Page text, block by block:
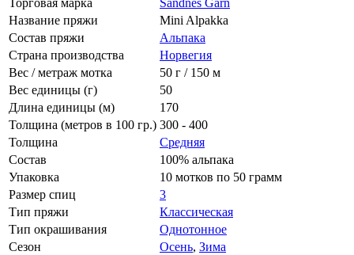
Торговая марка
Sandnes Garn
Название пряжи
Mini Alpakka
Состав пряжи
Альпака
Страна производства
Норвегия
Вес / метраж мотка
50 г / 150 м
Вес единицы (г)
50
Длина единицы (м)
170
Толщина (метров в 100 гр.) 300 - 400
Толщина
Средняя
Состав
100% альпака
Упаковка
10 мотков по 50 грамм
Размер спиц
3
Тип пряжи
Классическая
Тип окрашивания
Однотонное
Сезон
Осень, Зима